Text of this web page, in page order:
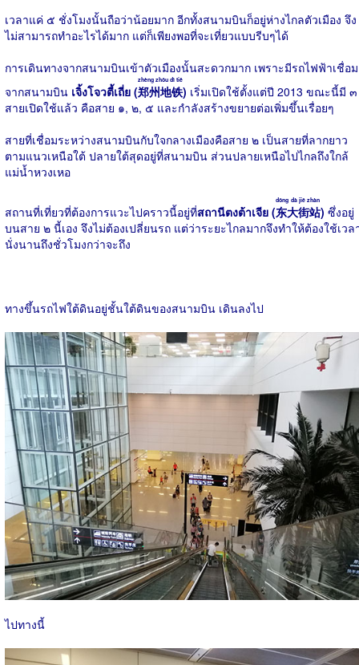
เวลาแค่ ๕ ชั่งโมงนั้นถือว่าน้อยมาก อีกทั้งสนามบินก็อยู่ห่างไกลตัวเมือง จึง
ไม่สามารถทำอะไรได้มาก แต่ก็เพียงพอที่จะเที่ยวแบบรีบๆได้
การเดินทางจากสนามบินเข้าตัวเมืองนั้นสะดวกมาก เพราะมีรถไฟฟ้าเชื่อม
จากสนามบิน เจิ้งโจวตี้เถี่ย (郑州地铁
zhèng zhōu dì tiě
) เริ่มเปิดใช้ตั้งแต่ปี 2013 ขณะนี้มี ๓
สายเปิดใช้แล้ว คือสาย ๑, ๒, ๕ และกำลังสร้างขยายต่อเพิ่มขึ้นเรื่อยๆ
สายที่เชื่อมระหว่างสนามบินกับใจกลางเมืองคือสาย ๒ เป็นสายที่ลากยาว
ตามแนวเหนือใต้ ปลายใต้สุดอยู่ที่สนามบิน ส่วนปลายเหนือไปไกลถึงใกล้
แม่น้ำหวงเหอ
สถานที่เที่ยวที่ต้องการแวะไปคราวนี้อยู่ที่สถานีตงต้าเจีย (东大街站
dōng dà jiē zhàn
) ซึ่งอยู่
บนสาย ๒ นี้เอง จึงไม่ต้องเปลี่ยนรถ แต่ว่าระยะไกลมากจึงทำให้ต้องใช้เวล
นั่งนานถึงชั่วโมงกว่าจะถึง
ทางขึ้นรถไฟใต้ดินอยู่ชั้นใต้ดินของสนามบิน เดินลงไป
ไปทางนี้